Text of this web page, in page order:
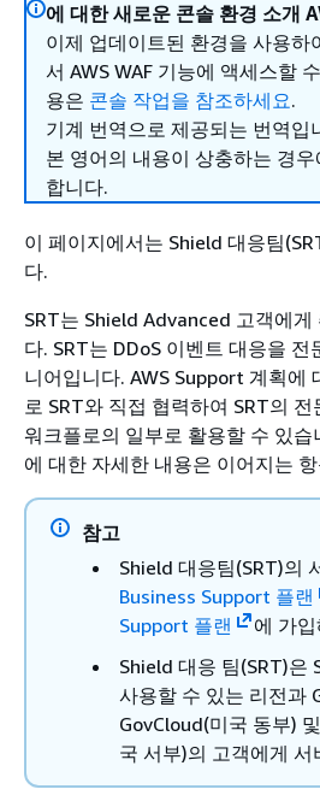
에 대한 새로운 콘솔 환경 소개
이제 업데이트된 환경을 사용하
서 AWS WAF 기능에 액세스할
용은 콘솔 작업을 참조하세요.
기계 번역으로 제공되는 번역입
본 영어의 내용이 상충하는 경
합니다.
이 페이지에서는 Shield 대응팀
다.
SRT는 Shield Advanced 고객에게
다. SRT는 DDoS 이벤트 대응을
니어입니다. AWS Support 계획에
로 SRT와 직접 협력하여 SRT의
워크플로의 일부로 활용할 수 있습
에 대한 자세한 내용은 이어지는
참고
Shield 대응팀(SRT)의
Business Support 플랜
Support 플랜
에 가
Shield 대응 팀(SRT)은
사용할 수 있는 리전과
GovCloud(미국 동부)
국 서부)의 고객에게